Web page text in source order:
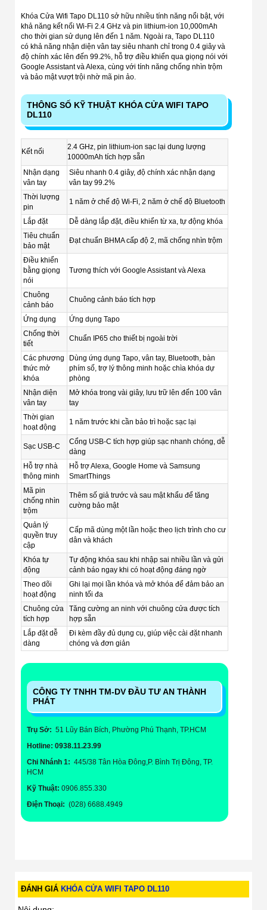
Khóa Cửa Wifi Tapo DL110 sở hữu nhiều tính năng nổi bật, với
khả năng kết nối Wi-Fi 2.4 GHz và pin lithium-ion 10,000mAh
cho thời gian sử dụng lên đến 1 năm. Ngoài ra, Tapo DL110
có khả năng nhận diện vân tay siêu nhanh chỉ trong 0.4 giây và
độ chính xác lên đến 99.2%, hỗ trợ điều khiển qua giọng nói với
Google Assistant và Alexa, cùng với tính năng chống nhìn trộm
và bảo mật vượt trội nhờ mã pin ảo.
THÔNG SỐ KỸ THUẬT KHÓA CỬA WIFI TAPO
DL110
Kết nối
2.4 GHz, pin lithium-ion sạc lại dung lượng
10000mAh tích hợp sẵn
Nhận dạng
vân tay
Siêu nhanh 0.4 giây, độ chính xác nhận dạng
vân tay 99.2%
Thời lượng
pin
1 năm ở chế độ Wi-Fi, 2 năm ở chế độ Bluetooth
Lắp đặt
Dễ dàng lắp đặt, điều khiển từ xa, tự động khóa
Tiêu chuẩn
bảo mật
Đạt chuẩn BHMA cấp độ 2, mã chống nhìn trộm
Điều khiển
bằng giọng
nói
Tương thích với Google Assistant và Alexa
Chuông
cảnh báo
Chuông cảnh báo tích hợp
Ứng dụng
Ứng dụng Tapo
Chống thời
tiết
Chuẩn IP65 cho thiết bị ngoài trời
Các phương
thức mở
khóa
Dùng ứng dụng Tapo, vân tay, Bluetooth, bàn
phím số, trợ lý thông minh hoặc chìa khóa dự
phòng
Nhận diện
vân tay
Mở khóa trong vài giây, lưu trữ lên đến 100 vân
tay
Thời gian
hoạt động
1 năm trước khi cần bảo trì hoặc sạc lại
Sạc USB-C
Cổng USB-C tích hợp giúp sạc nhanh chóng, dễ
dàng
Hỗ trợ nhà
thông minh
Hỗ trợ Alexa, Google Home và Samsung
SmartThings
Mã pin
chống nhìn
trộm
Thêm số giả trước và sau mật khẩu để tăng
cường bảo mật
Quản lý
quyền truy
cập
Cấp mã dùng một lần hoặc theo lịch trình cho cư
dân và khách
Khóa tự
động
Tự động khóa sau khi nhập sai nhiều lần và gửi
cảnh báo ngay khi có hoạt động đáng ngờ
Theo dõi
hoạt động
Ghi lại mọi lần khóa và mở khóa để đảm bảo an
ninh tối đa
Chuông cửa
tích hợp
Tăng cường an ninh với chuông cửa được tích
hợp sẵn
Lắp đặt dễ
dàng
Đi kèm đầy đủ dụng cụ, giúp việc cài đặt nhanh
chóng và đơn giản
CÔNG TY TNHH TM-DV ĐẦU TƯ AN THÀNH
PHÁT
Trụ Sở: 51 Lũy Bán Bích, Phường Phú Thạnh, TP.HCM
Hotline: 0938.11.23.99
Chi Nhánh 1: 445/38 Tân Hòa Đông,P. Bình Trị Đông, TP.
HCM
Kỹ Thuật: 0906.855.330
Điện Thoại: (028) 6688.4949
ĐÁNH GIÁ KHÓA CỬA WIFI TAPO DL110